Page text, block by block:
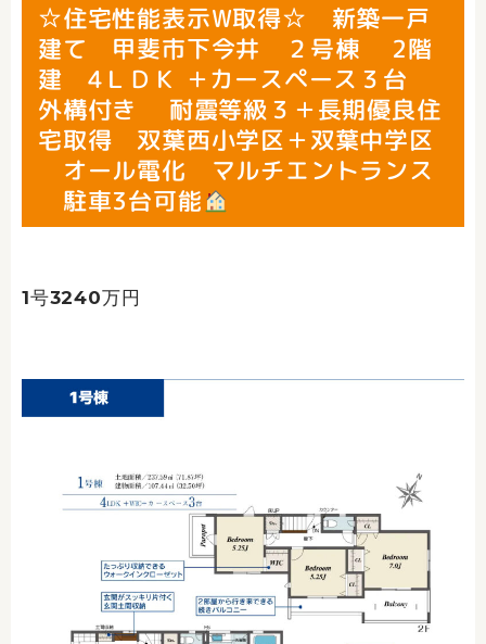
☆住宅性能表示W取得☆ 新築一戸
建て 甲斐市下今井 ２号棟 2階
建 4ＬＤＫ ＋カースペース３台
外構付き 耐震等級３＋長期優良住
宅取得 双葉西小学区＋双葉中学区
オール電化 マルチエントランス
駐車3台可能
1号3240万円